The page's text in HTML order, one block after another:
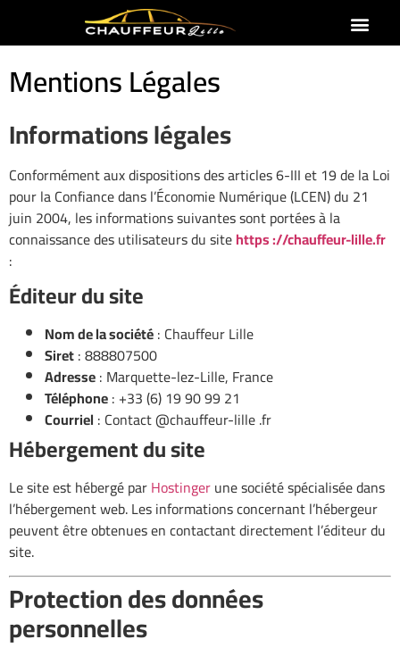
Mentions Légales
Informations légales
Conformément aux dispositions des articles 6-III et 19 de la Loi
pour la Confiance dans l’Économie Numérique (LCEN) du 21
juin 2004, les informations suivantes sont portées à la
connaissance des utilisateurs du sitehttps ://chauffeur-lille.fr
:
Éditeur du site
Nom de la société: Chauffeur Lille
Siret: 888807500
Adresse: Marquette-lez-Lille, France
Téléphone: +33 (6) 19 90 99 21
Courriel : Contact @chauffeur-lille .fr
Hébergement du site
Le site est hébergé parHostingerune société spécialisée dans
l’hébergement web. Les informations concernant l’hébergeur
peuvent être obtenues en contactant directement l’éditeur du
site.
Protection des données
personnelles